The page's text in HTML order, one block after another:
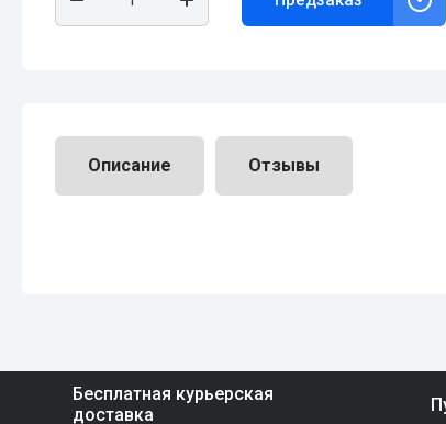
Описание Отзывы
Бесплатная курьерская
доставка